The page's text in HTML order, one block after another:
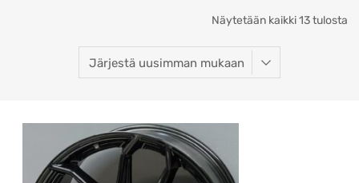
Näytetään kaikki 13 tulosta